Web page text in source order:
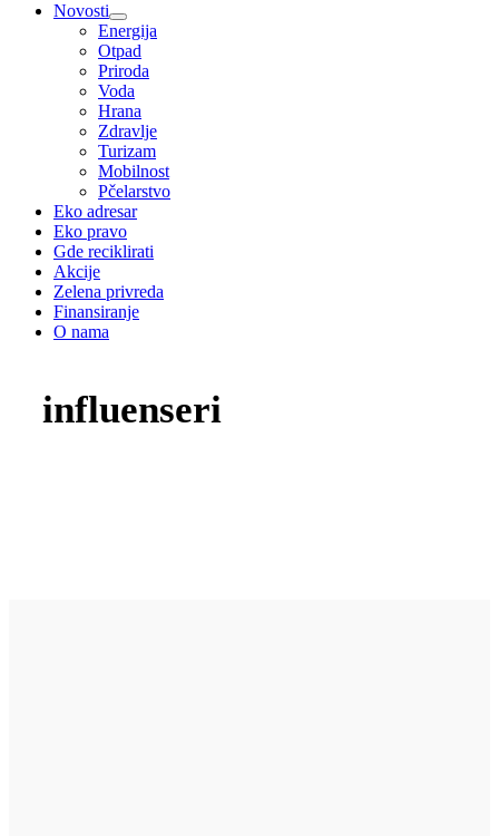
Novosti
Energija
Otpad
Priroda
Voda
Hrana
Zdravlje
Turizam
Mobilnost
Pčelarstvo
Eko adresar
Eko pravo
Gde reciklirati
Akcije
Zelena privreda
Finansiranje
O nama
influenseri